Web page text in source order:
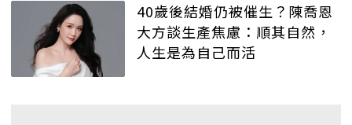
40歲後結婚仍被催生？陳喬恩
大方談生產焦慮：順其自然，
人生是為自己而活